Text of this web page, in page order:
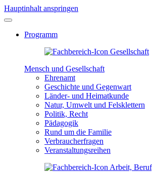
Hauptinhalt anspringen
Programm
Mensch und Gesellschaft
Ehrenamt
Geschichte und Gegenwart
Länder- und Heimatkunde
Natur, Umwelt und Felsklettern
Politik, Recht
Pädagogik
Rund um die Familie
Verbraucherfragen
Veranstaltungsreihen